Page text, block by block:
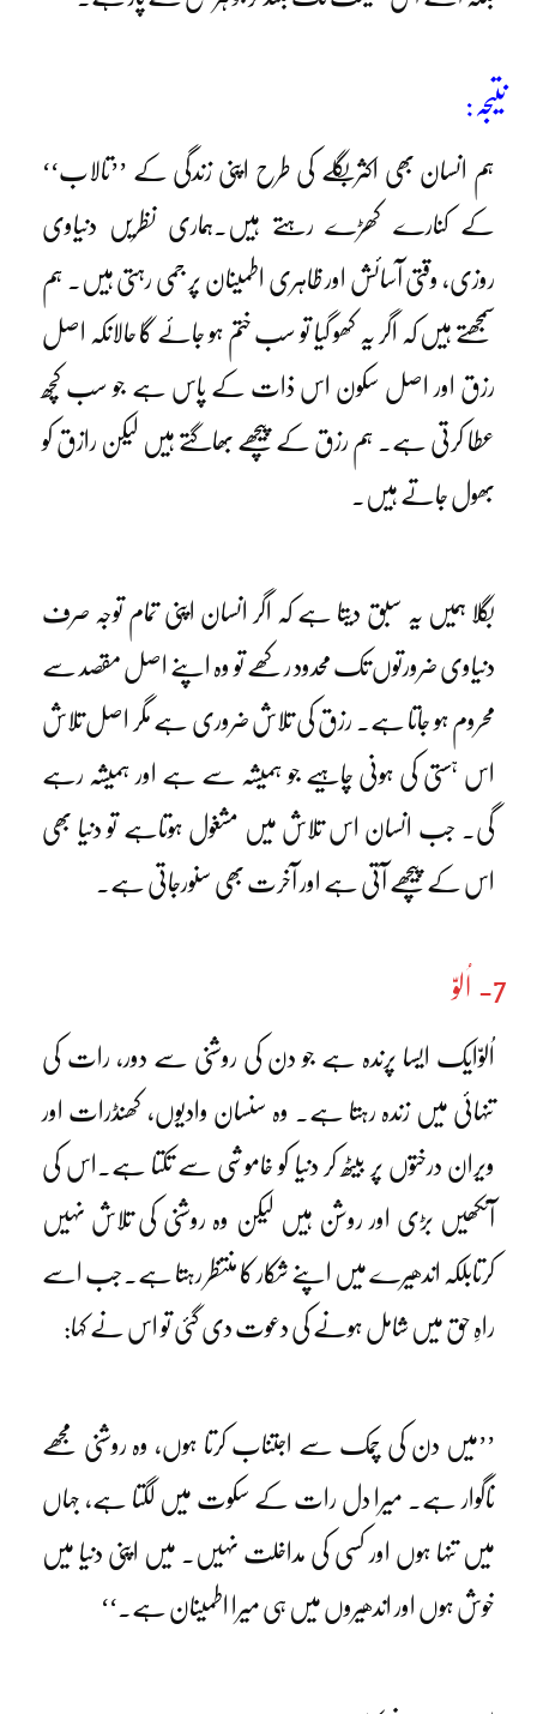
نتیجہ:
ہم انسان بھی اکثر بگلے کی طرح اپنی زندگی کے ’’تالاب‘‘
کے کنارے کھڑے رہتے ہیں۔ہماری نظریں دنیاوی
روزی، وقتی آسائش اور ظاہری اطمینان پر جمی رہتی ہیں۔ ہم
سمجھتے ہیں کہ اگر یہ کھو گیا تو سب ختم ہو جائے گا حالانکہ اصل
رزق اور اصل سکون اس ذات کے پاس ہے جو سب کچھ
عطا کرتی ہے۔ ہم رزق کے پیچھے بھاگتے ہیں لیکن رازق کو
بھول جاتے ہیں۔
بگلا ہمیں یہ سبق دیتا ہے کہ اگر انسان اپنی تمام توجہ صرف
دنیاوی ضرورتوں تک محدود رکھے تو وہ اپنے اصل مقصد سے
محروم ہو جاتا ہے۔ رزق کی تلاش ضروری ہے مگر اصل تلاش
اس ہستی کی ہونی چاہیے جو ہمیشہ سے ہے اور ہمیشہ رہے
گی۔ جب انسان اس تلاش میں مشغول ہوتاہے تو دنیا بھی
اس کے پیچھے آتی ہے اور آخرت بھی سنورجاتی ہے۔
7- اُلوّ
اُلوّایک ایسا پرندہ ہے جو دن کی روشنی سے دور، رات کی
تنہائی میں زندہ رہتا ہے۔ وہ سنسان وادیوں، کھنڈرات اور
ویران درختوں پر بیٹھ کر دنیا کو خاموشی سے تکتا ہے۔اس کی
آنکھیں بڑی اور روشن ہیں لیکن وہ روشنی کی تلاش نہیں
کرتابلکہ اندھیرے میں اپنے شکار کا منتظر رہتا ہے۔جب اسے
راہِ حق میں شامل ہونے کی دعوت دی گئی تو اس نے کہا:
’’میں دن کی چمک سے اجتناب کرتا ہوں، وہ روشنی مجھے
ناگوار ہے۔ میرا دل رات کے سکوت میں لگتا ہے، جہاں
میں تنہا ہوں اور کسی کی مداخلت نہیں۔ میں اپنی دنیا میں
خوش ہوں اور اندھیروں میں ہی میرا اطمینان ہے۔‘‘